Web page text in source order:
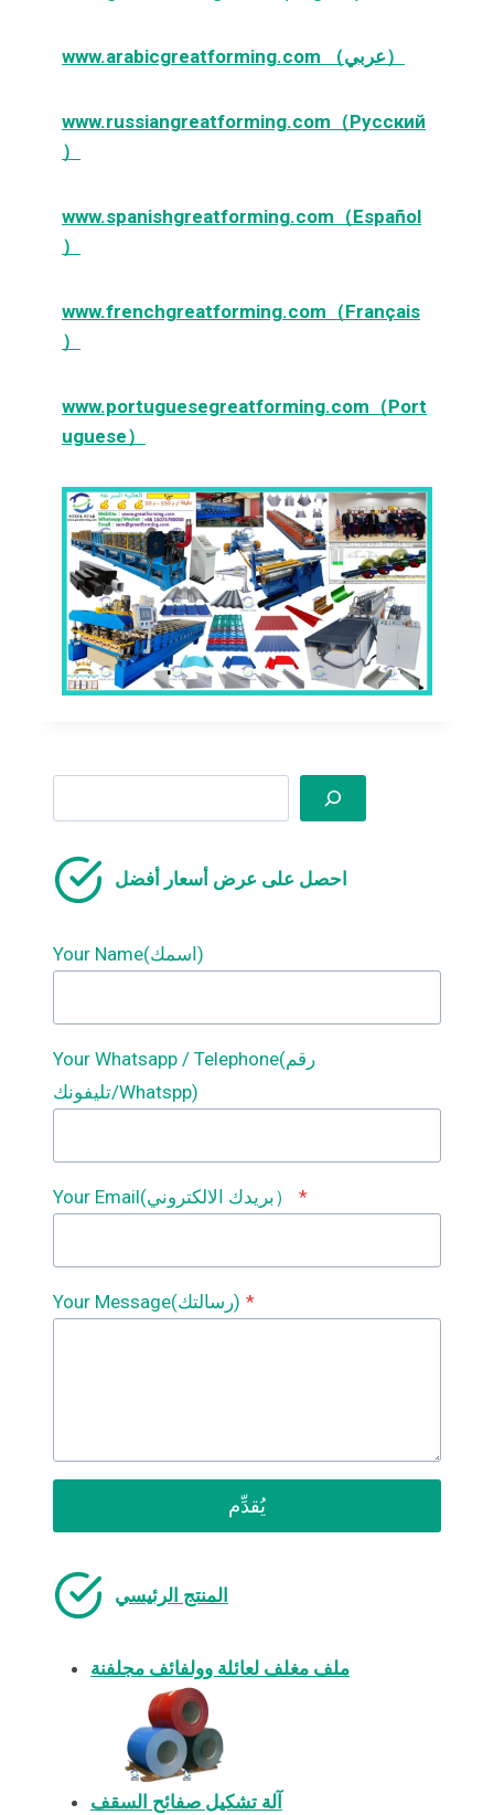
www.arabicgreatforming.com （عربي）
www.russiangreatforming.com（Русский
）
www.spanishgreatforming.com（Español
）
www.frenchgreatforming.com（Français
）
www.portuguesegreatforming.com（Port
uguese）
احصل على عرض أسعار أفضل
Your Name(اسمك)
Your Whatsapp / Telephone(رقم
تليفونك/Whatspp)
Your Email(بريدك الالكتروني） *
Your Message(رسالتك) *
يُقدِّم
المنتج الرئيسي
ملف مغلف لعائلة وولفائف مجلفنة
آلة تشكيل صفائح السقف